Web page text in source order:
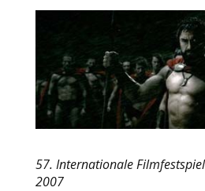
57. Internationale
2007